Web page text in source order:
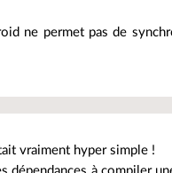
ne permet pas de
vraiment hyper simple !